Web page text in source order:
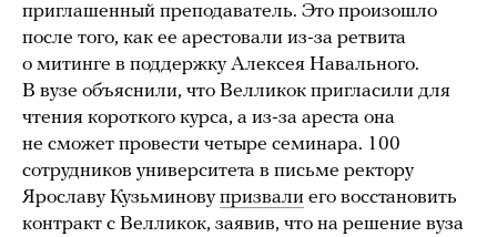
приглашенный преподаватель. Это произошло
после того, как ее арестовали из-за ретвита
о митинге в поддержку Алексея Навального.
В вузе объяснили, что Велликок пригласили для
чтения короткого курса, а из-за ареста она
не сможет провести четыре семинара. 100
сотрудников университета в письме ректору
Ярославу Кузьминовупризвали его восстановить
контракт с Велликок, заявив, что на решение вуза